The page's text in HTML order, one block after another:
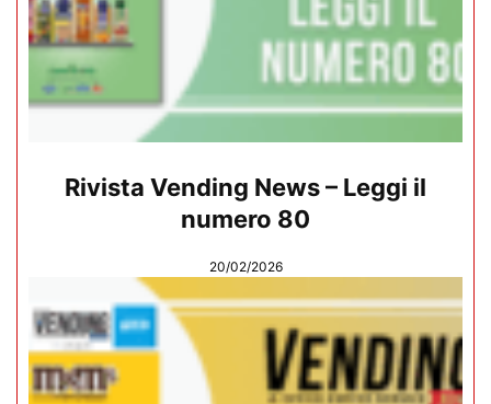
Rivista Vending News – Leggi il
numero 80
20/02/2026